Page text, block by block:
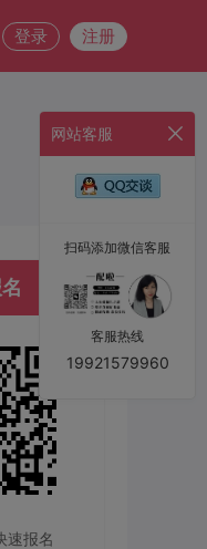
登录 注册
速报名
网站客服
扫码添加微信客服
客服热线
19921579960